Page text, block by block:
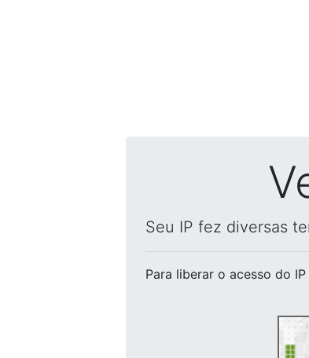
Seu IP fez diversas
Para liberar o acesso do IP